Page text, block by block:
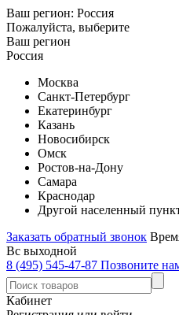
Ваш регион: Россия
Пожалуйста, выберите
Ваш регион
Россия
Москва
Санкт-Петербург
Екатеринбург
Казань
Новосибирск
Омск
Ростов-на-Дону
Самара
Краснодар
Другой населенный
Заказать обратный звонок
Вс выходной
8 (495) 545-47-87 Позвоните
Кабинет